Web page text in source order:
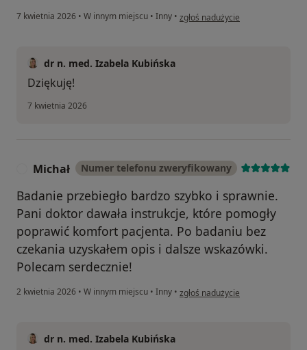
7 kwietnia 2026 • W innym miejscu • Inny • w opinii użytkownika AnnS
zgłoś nadużycie
dr n. med. Izabela Kubińska
Dziękuję!
7 kwietnia 2026
Michał Numer telefonu zweryfikowany
Badanie przebiegło bardzo szybko i sprawnie.
Pani doktor dawała instrukcje, które pomogły
poprawić komfort pacjenta. Po badaniu bez
czekania uzyskałem opis i dalsze wskazówki.
Polecam serdecznie!
2 kwietnia 2026 • W innym miejscu • Inny • w opinii użytkownika Michał
zgłoś nadużycie
dr n. med. Izabela Kubińska